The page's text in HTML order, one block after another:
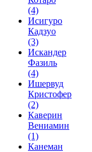
(4)
Исигуро
Кадзуо
(3)
Искандер
Фазиль
(4)
Ишервуд
Кристофер
(2)
Каверин
Вениамин
(1)
Канеман